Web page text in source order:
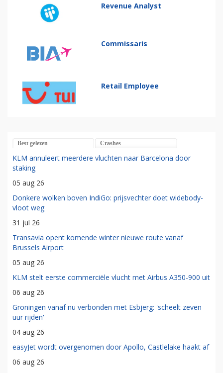
Revenue Analyst
Commissaris
Retail Employee
Best gelezen Crashes
KLM annuleert meerdere vluchten naar Barcelona door
staking
05 aug 26
Donkere wolken boven IndiGo: prijsvechter doet widebody-
vloot weg
31 jul 26
Transavia opent komende winter nieuwe route vanaf
Brussels Airport
05 aug 26
KLM stelt eerste commerciële vlucht met Airbus A350-900 uit
06 aug 26
Groningen vanaf nu verbonden met Esbjerg: 'scheelt zeven
uur rijden'
04 aug 26
easyJet wordt overgenomen door Apollo, Castlelake haakt af
06 aug 26